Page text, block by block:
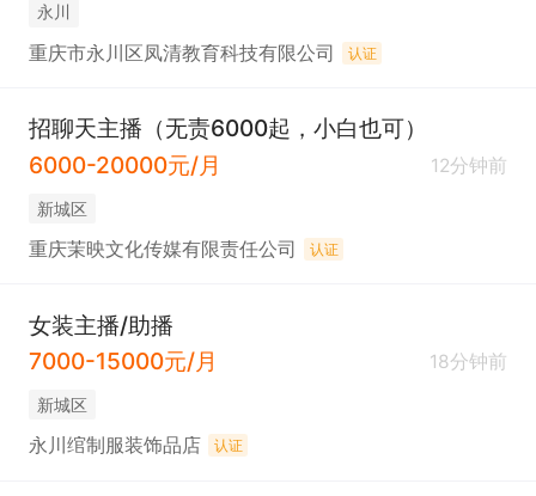
永川
重庆市永川区凤清教育科技有限公司 认证
招聊天主播（无责6000起，小白也可）
6000-20000元/月
12分钟前
新城区
重庆茉映文化传媒有限责任公司 认证
女装主播/助播
7000-15000元/月
18分钟前
新城区
永川绾制服装饰品店 认证